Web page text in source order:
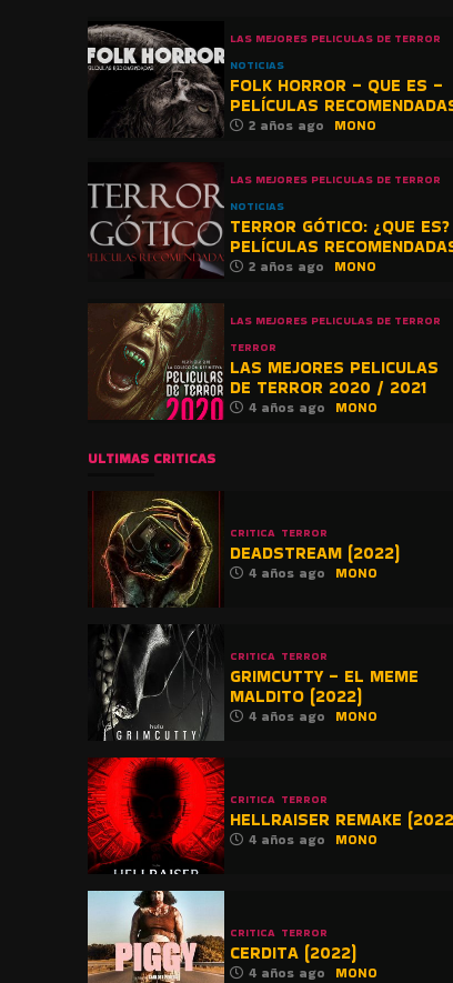
LAS MEJORES PELICULAS DE TERROR
NOTICIAS
FOLK HORROR – QUE ES –
PELÍCULAS
2 años ago MONO
LAS MEJORES PELICULAS DE TERROR
NOTICIAS
TERROR GÓTICO: ¿QUE ES?
PELÍCULAS
2 años ago MONO
LAS MEJORES PELICULAS DE TERROR
TERROR
LAS MEJORES PELICULAS
DE TERROR 2020 / 2021
4 años ago MONO
ULTIMAS CRITICAS
CRITICA TERROR
DEADSTREAM (2022)
4 años ago MONO
CRITICA TERROR
GRIMCUTTY – EL MEME
MALDITO (2022)
4 años ago MONO
CRITICA TERROR
HELLRAISER REMAKE
4 años ago MONO
CRITICA TERROR
CERDITA (2022)
4 años ago MONO